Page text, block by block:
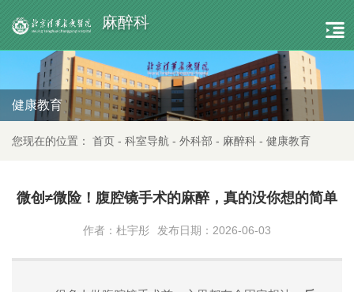
麻醉科
健康教育
您现在的位置： 首页 - 科室导航 - 外科部 - 麻醉科 - 健康教育
微创≠微险！腹腔镜手术的麻醉，真的没你想的简单
作者：杜宇彤 发布日期：2026-06-03